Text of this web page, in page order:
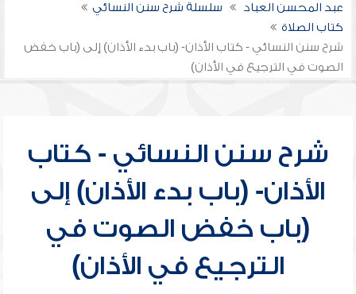
عبد المحسن العباد
سلسلة شرح سنن النسائي
كتاب الصلاة
شرح سنن النسائي - كتاب الأذان- (باب بدء الأذان) إلى (باب خفض
الصوت في الترجيع في الأذان)
شرح سنن النسائي - كتاب
الأذان- (باب بدء الأذان) إلى
(باب خفض الصوت في
الترجيع في الأذان)